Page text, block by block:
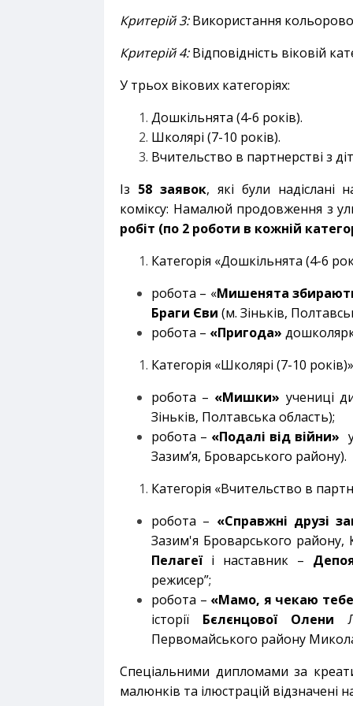
Критерій 3:Використання
Критерій 4:Відповідність віковій
У трьох вікових категоріях:
Дошкільнята (4-6 років).
Школярі (7-10 років).
Вчительство в партнерстві з
Із 58 заявок, які були надіслані
коміксу: Намалюй продовження з
робіт (по 2 роботи в кожній
Категорія «Дошкільнята (4-6
робота – «Мишенята
Браги Єви (м. Зіньків,
робота – «Пригода»
Категорія «Школярі (7-10
робота – «Мишки» учениці
Зіньків, Полтавська область);
робота – «Подалі від війни»
Зазим’я, Броварського району).
Категорія «Вчительство в
робота – «Справжні друзі
Зазим'я Броварського району,
Пелагеї і наставник –
режисер”;
робота – «Мамо, я чекаю
історії Бєлєнцової Олени
Первомайського району
Спеціальними дипломами за
малюнків та ілюстрацій відзначені